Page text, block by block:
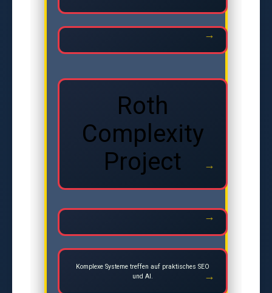
Roth
Complexity
Project
Komplexe Systeme treffen auf praktisches SEO
und AI.